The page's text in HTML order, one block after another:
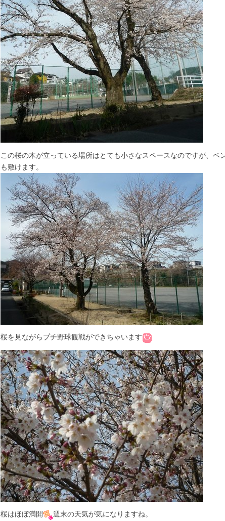
この桜の木が立っている場所はとても小さなスペースなのですが、ベ
も敷けます。
桜を見ながらプチ野球観戦ができちゃいます
桜はほぼ満開
週末の天気が気になりますね。